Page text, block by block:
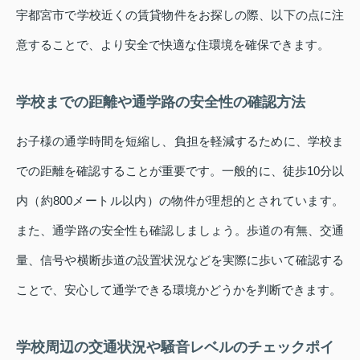
宇都宮市で学校近くの賃貸物件をお探しの際、以下の点に注
意することで、より安全で快適な住環境を確保できます。
学校までの距離や通学路の安全性の確認方法
お子様の通学時間を短縮し、負担を軽減するために、学校ま
での距離を確認することが重要です。一般的に、徒歩10分以
内（約800メートル以内）の物件が理想的とされています。
また、通学路の安全性も確認しましょう。歩道の有無、交通
量、信号や横断歩道の設置状況などを実際に歩いて確認する
ことで、安心して通学できる環境かどうかを判断できます。
学校周辺の交通状況や騒音レベルのチェックポイ